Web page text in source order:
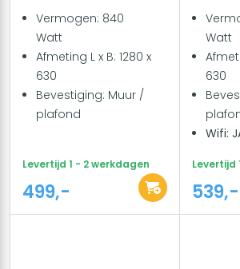
Vermogen: 840
Watt
Afmeting L x B: 1280 x
630
Bevestiging: Muur /
plafond
Levertijd 1 - 2 werkdagen
499,-
Watt
630
Wifi:
Levertijd
539,-